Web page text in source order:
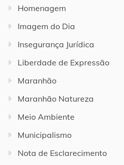
Homenagem
Imagem do Dia
Insegurança Jurídica
Liberdade de Expressão
Maranhão
Maranhão Natureza
Meio Ambiente
Municipalismo
Nota de Esclarecimento